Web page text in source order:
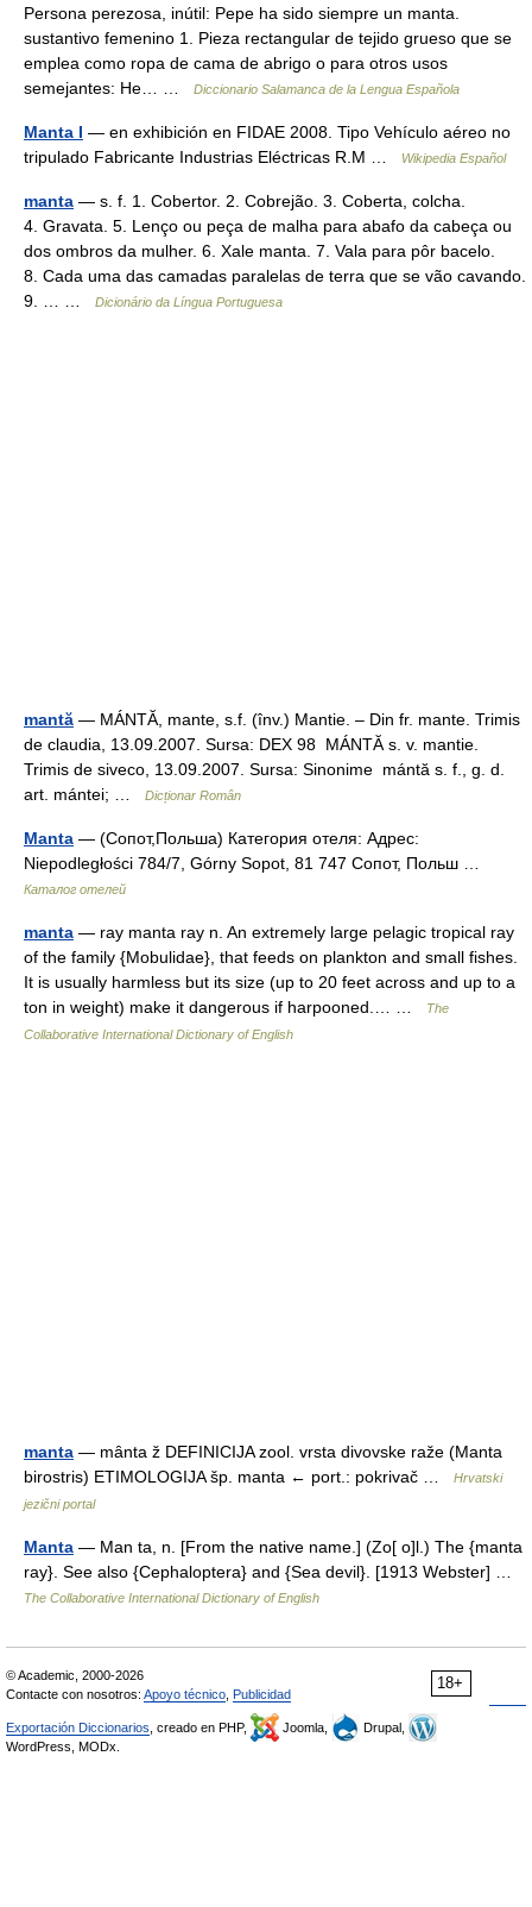
Persona perezosa, inútil: Pepe ha sido siempre un manta.
sustantivo femenino 1. Pieza rectangular de tejido grueso que se
emplea como ropa de cama de abrigo o para otros usos
semejantes: He… …
Diccionario Salamanca de la Lengua Española
Manta I — en exhibición en FIDAE 2008. Tipo Vehículo aéreo no
tripulado Fabricante Industrias Eléctricas R.M …
Wikipedia Español
manta — s. f. 1. Cobertor. 2. Cobrejão. 3. Coberta, colcha.
4. Gravata. 5. Lenço ou peça de malha para abafo da cabeça ou
dos ombros da mulher. 6. Xale manta. 7. Vala para pôr bacelo.
8. Cada uma das camadas paralelas de terra que se vão cavando.
9. … …
Dicionário da Língua Portuguesa
mantă — MÁNTĂ, mante, s.f. (înv.) Mantie. – Din fr. mante. Trimis
de claudia, 13.09.2007. Sursa: DEX 98 MÁNTĂ s. v. mantie.
Trimis de siveco, 13.09.2007. Sursa: Sinonime mántă s. f., g. d.
art. mántei; …
Dicționar Român
Manta — (Сопот,Польша) Категория отеля: Адрес:
Niepodległości 784/7, Górny Sopot, 81 747 Сопот, Польш …
Каталог отелей
manta — ray manta ray n. An extremely large pelagic tropical ray
of the family {Mobulidae}, that feeds on plankton and small fishes.
It is usually harmless but its size (up to 20 feet across and up to a
ton in weight) make it dangerous if harpooned.… …
The
Collaborative International Dictionary of English
manta — mȃnta ž DEFINICIJA zool. vrsta divovske raže (Manta
birostris) ETIMOLOGIJA šp. manta ← port.: pokrivač …
Hrvatski
jezični portal
Manta — Man ta, n. [From the native name.] (Zo[ o]l.) The {manta
ray}. See also {Cephaloptera} and {Sea devil}. [1913 Webster] …
The Collaborative International Dictionary of English
18+
© Academic, 2000-2026
Contacte con nosotros: Apoyo técnico Publicidad
Exportación Diccionarios , creado en PHP, Joomla,
Drupal,
WordPress, MODx.